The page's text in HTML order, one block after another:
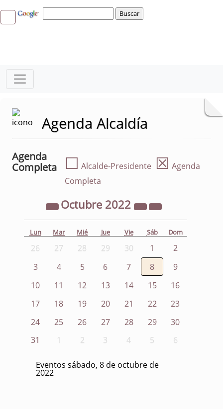
Agenda Alcaldía
Agenda
Completa
☐ Alcalde-Presidente ☒ Agenda
Completa
Octubre 2022
Lun Mar Mié Jue Vie Sáb Dom
26 27 28 29 30 1
2
3
4 5 6 7 8
9
10
11 12 13 14 15
16
17
18 19 20 21 22
23
24
25 26 27 28 29
30
31
1 2 3 4 5 6
Eventos sábado, 8 de octubre de
2022